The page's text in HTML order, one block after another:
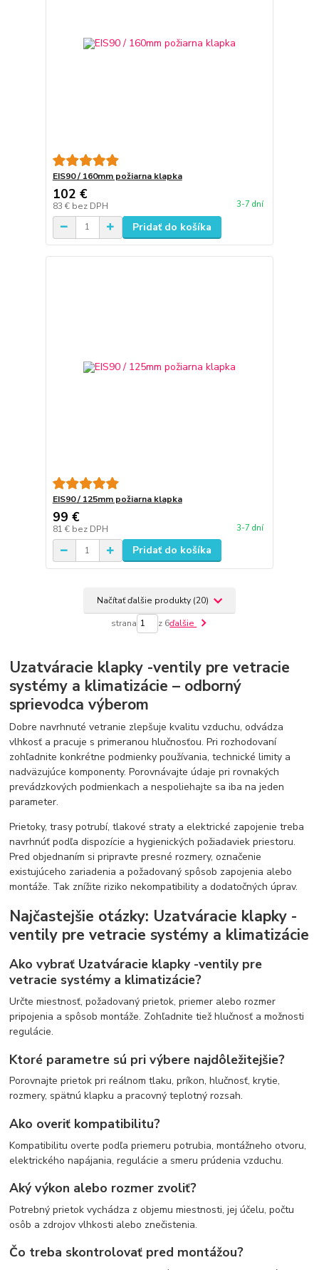
EIS90 / 160mm požiarna klapka
102 €
83 € bez DPH 3-7 dní
Pridať do košíka
EIS90 / 125mm požiarna klapka
99 €
81 € bez DPH 3-7 dní
Pridať do košíka
Načítať ďalšie produkty (20)
strana z 6ďalšie
Uzatváracie klapky -ventily pre vetracie
systémy a klimatizácie – odborný
sprievodca výberom
Dobre navrhnuté vetranie zlepšuje kvalitu vzduchu, odvádza
vlhkosť a pracuje s primeranou hlučnosťou. Pri rozhodovaní
zohľadnite konkrétne podmienky používania, technické limity a
nadväzujúce komponenty. Porovnávajte údaje pri rovnakých
prevádzkových podmienkach a nespoliehajte sa iba na jeden
parameter.
Prietoky, trasy potrubí, tlakové straty a elektrické zapojenie treba
navrhnúť podľa dispozície a hygienických požiadaviek priestoru.
Pred objednaním si pripravte presné rozmery, označenie
existujúceho zariadenia a požadovaný spôsob zapojenia alebo
montáže. Tak znížite riziko nekompatibility a dodatočných úprav.
Najčastejšie otázky: Uzatváracie klapky -
ventily pre vetracie systémy a klimatizácie
Ako vybrať Uzatváracie klapky -ventily pre
vetracie systémy a klimatizácie?
Určte miestnosť, požadovaný prietok, priemer alebo rozmer
pripojenia a spôsob montáže. Zohľadnite tiež hlučnosť a možnosti
regulácie.
Ktoré parametre sú pri výbere najdôležitejšie?
Porovnajte prietok pri reálnom tlaku, príkon, hlučnosť, krytie,
rozmery, spätnú klapku a pracovný teplotný rozsah.
Ako overiť kompatibilitu?
Kompatibilitu overte podľa priemeru potrubia, montážneho otvoru,
elektrického napájania, regulácie a smeru prúdenia vzduchu.
Aký výkon alebo rozmer zvoliť?
Potrebný prietok vychádza z objemu miestnosti, jej účelu, počtu
osôb a zdrojov vlhkosti alebo znečistenia.
Čo treba skontrolovať pred montážou?